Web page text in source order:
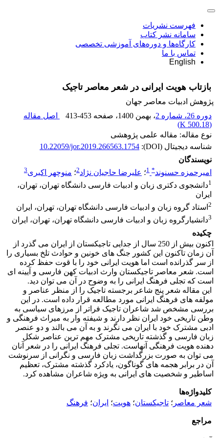
فهرست نشریات
سامانه نشر کتاب
کارگاه‌ها و دوره‌های آموزشی تخصصی
تماس با ما
English
بازتاب هویت ایرانی در شعر معاصر تاجیک
پژوهش ادبیات معاصر جهان
دوره 26، شماره 2
، بهمن 1400 ، صفحه 413-453
اصل مقاله
(
500.18 K
)
نوع مقاله: مقاله علمی پژوهشی
شناسه دیجیتال (DOI):
10.22059/jor.2019.266563.1754
نویسندگان
امیرحمزه حسنوند*
1؛ علیرضا حاجیان نژاد2؛ منوچهر اکبری3
1دانشجوی دکتری زبان و ادبیات فارسی دانشگاه تهران، تهران،
ایران
2 استاد گروه زبان و ادبیات فارسی دانشگاه تهران، تهران، ایران
3دانشیارگروه زبان و ادبیات فارسی دانشگاه تهران، تهران، ایران
چکیده
اکنون بیش از 250 سال از جدایی تاجیکستان از ایران می گذرد از
آن زمان تاکنون این کشور جنگ های خونین و حوادث تلخ بسیاری را
از سر گذرانده است اما هویت ایرانی خود را با قوت حفظ کرده
است. شعر معاصر تاجیکستان وارث ادبیات کهن فارسی و آیینه ای
است که تجلی فرهنگ ایرانی را به وضوح در آن می توان دید.
این مقاله شعر پنج شاعر برجسته تاجیک را از منظر عناصر و
مولفه های فرهنگ ایرانی مورد مطالعه قرار داده است. در این
بررسی مشخص شد شاعران تاجیک فراتر از مرزهای سیاسی به
وطن تاریخی خود ایران نظر دارند و شیفته وار به میراث فرهنگی و
ادبی مشترک خود با ایران می نگرند و به آن می بالند و دو عنصر
زبان فارسی و گذشته تاریخی مشترک مهم ترین عناصر شکل
دهنده هویت فرهنگی آنهاست. تجلی فرهنگ ایرانی را در شعر آنان
می توان به صورت بزرگداشت زبان فارسی و نگرانی از سرنوشت
آن در برابر هجمه های گوناگون، یادکرد گذشته مشترک، تعظیم
اساطیر و شخصیت های ایرانی به ویژه شاعران مشاهده کرد.
کلیدواژه‌ها
شعر معاصر ؛ تاجیکستان؛ هویت؛ ایران؛ فرهنگ
مراجع